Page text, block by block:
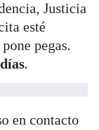
Justicia
esté
pegas.
.
en contacto